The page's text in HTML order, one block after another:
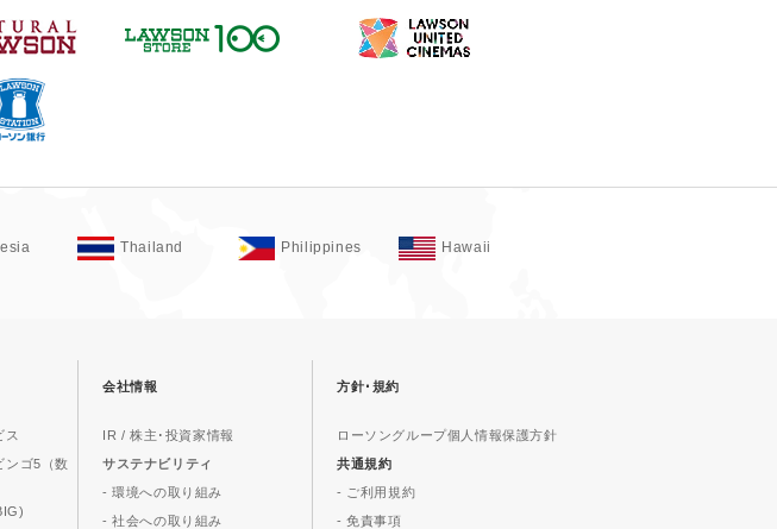
Thailand Philippines Hawaii
ス
ンゴ5（数
会社情報
IR / 株主･投資家情報
サステナビリティ
- 環境への取り組み
- 社会への取り組み
方針･規約
ローソングループ個人情報保護方針
共通規約
- ご利用規約
- 免責事項